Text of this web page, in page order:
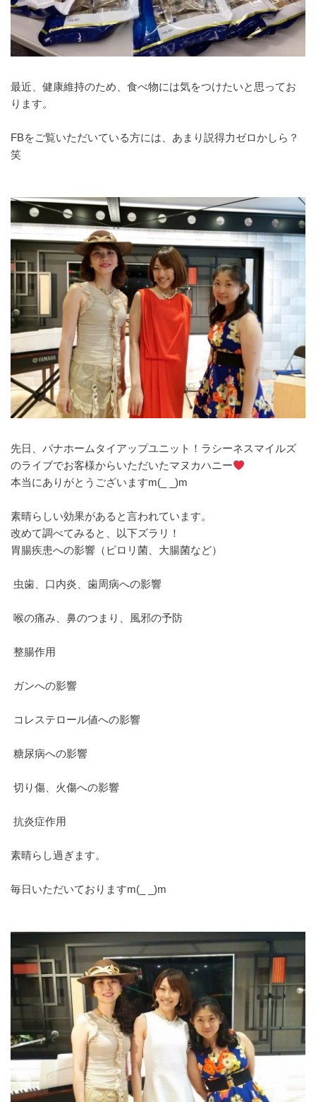
最近、健康維持のため、食べ物には気をつけたいと思ってお
ります。
FBをご覧いただいている方には、あまり説得力ゼロかしら？
笑
先日、パナホームタイアップユニット！ラシーネスマイルズ
のライブでお客様からいただいたマヌカハニー
本当にありがとうございますm(_ _)m
素晴らしい効果があると言われています。
改めて調べてみると、以下ズラリ！
胃腸疾患への影響（ピロリ菌、大腸菌など）
虫歯、口内炎、歯周病への影響
喉の痛み、鼻のつまり、風邪の予防
整腸作用
ガンへの影響
コレステロール値への影響
糖尿病への影響
切り傷、火傷への影響
抗炎症作用
素晴らし過ぎます。
毎日いただいておりますm(_ _)m